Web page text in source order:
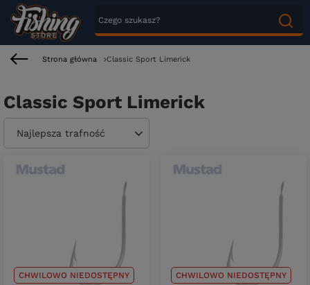
Strona główna Classic Sport Limerick
Classic Sport Limerick
Zmień sortowanie
Najlepsza trafność
CHWILOWO NIEDOSTĘPNY CHWILOWO NIEDOSTĘPNY